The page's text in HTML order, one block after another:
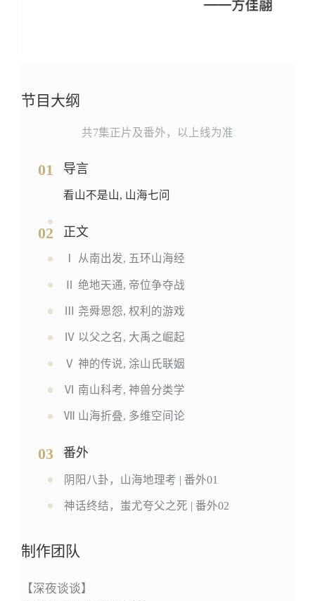
节目大纲
共7集正片及番外，以上线为准
01 导言
看山不是山, 山海七问
02 正文
Ⅰ 从南出发, 五环山海经
Ⅱ 绝地天通, 帝位争夺战
Ⅲ 尧舜恩怨, 权利的游戏
Ⅳ 以父之名, 大禹之崛起
Ⅴ 神的传说, 涂山氏联姻
Ⅵ 南山科考, 神兽分类学
Ⅶ 山海折叠, 多维空间论
03 番外
阴阳八卦，山海地理考 | 番外01
神话终结，蚩尤夸父之死 | 番外02
制作团队
【深夜谈谈】